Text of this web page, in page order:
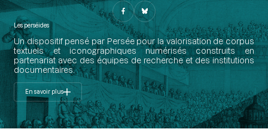
Les perséides
Un dispositif pensé par Persée pour la valorisation de corpus
textuels et iconographiques numérisés construits en
partenariat avec des équipes de recherche et des institutions
documentaires.
En savoir plus